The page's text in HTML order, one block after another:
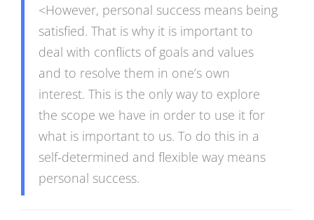
<However, personal success means being
satisfied. That is why it is important to
deal with conflicts of goals and values
and to resolve them in one’s own
interest. This is the only way to explore
the scope we have in order to use it for
what is important to us. To do this in a
self-determined and flexible way means
personal success.